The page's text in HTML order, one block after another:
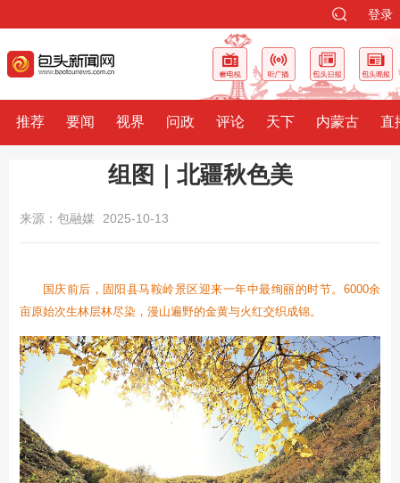
登录
推荐 要闻 视界 问政 评论 天下 内蒙古 直
组图｜北疆秋色美
来源：包融媒 2025-10-13
国庆前后，固阳县马鞍岭景区迎来一年中最绚丽的时节。6000余
亩原始次生林层林尽染，漫山遍野的金黄与火红交织成锦。